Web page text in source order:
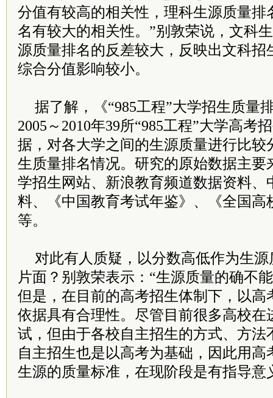
分值有较高的相关性，理科生源质量排
名有较大的相关性。”别敦荣说，文科
源质量排名的反差较大，反映出文科招
综合分值影响较小。
据了解，《“985工程”大学招生质量
2005～2010年39所“985工程”大学高考
据，对各大学之间的生源质量进行比较
生质量排名情况。研究的原始数据主要
学招生网站、新浪教育频道数据资料、
料、《中国教育考试年鉴》、《全国高
等。
对此有人质疑，以分数高低作为生
片面？别敦荣表示：“生源质量的确不
但是，在目前的高考招生体制下，以高
依据具有合理性。尽管目前很多高校在
试，但由于各校自主招生的方式、方法
自主招生也是以高考为基础，因此用高
生源的质量标准，在现阶段是有指导意